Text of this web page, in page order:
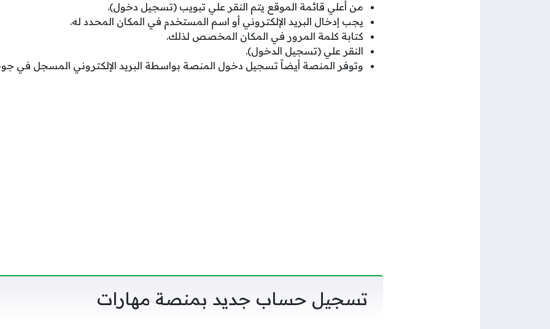
من أعلي قائمة الموقع يتم النقر علي تبويب (تسجيل دخول).
يجب إدخال البريد الإلكتروني أو اسم المستخدم في المكان المحدد له.
كتابة كلمة المرور في المكان المخصص لذلك.
النقر علي (تسجيل الدخول).
وتوفر المنصة أيضاً تسجيل دخول المنصة بواسطة البريد الإلكتروني المسجل في
تسجيل حساب جديد بمنصة مهارات